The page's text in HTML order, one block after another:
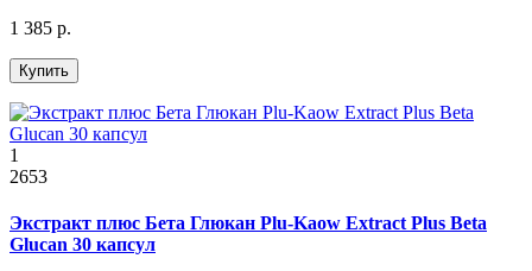
1 385 р.
Купить
1
2653
Экстракт плюс Бета Глюкан Plu-Kaow Extract Plus Beta
Glucan 30 капсул